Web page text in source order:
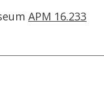
APM 16.233